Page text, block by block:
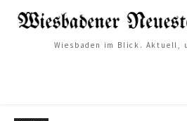
Wiesbaden im Blick. Aktuell,